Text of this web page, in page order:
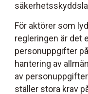
För aktörer som
regleringen är det
personuppgifter
hantering av
av
ställer stora krav